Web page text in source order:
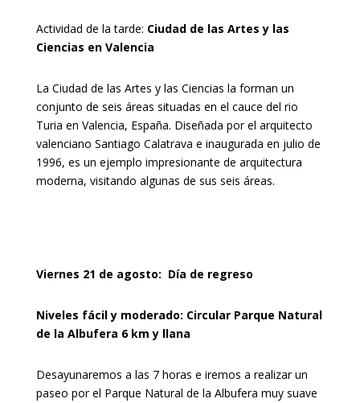
Actividad de la tarde: Ciudad de las Artes y las
Ciencias en Valencia
La Ciudad de las Artes y las Ciencias la forman un
conjunto de seis áreas situadas en el cauce del rio
Turia en Valencia, España. Diseñada por el arquitecto
valenciano Santiago Calatrava e inaugurada en julio de
1996, es un ejemplo impresionante de arquitectura
moderna, visitando algunas de sus seis áreas.
Viernes 21 de agosto: Día de regreso
Niveles fácil y moderado: Circular Parque Natural
de la Albufera 6 km y llana
Desayunaremos a las 7 horas e iremos a realizar un
paseo por el Parque Natural de la Albufera muy suave